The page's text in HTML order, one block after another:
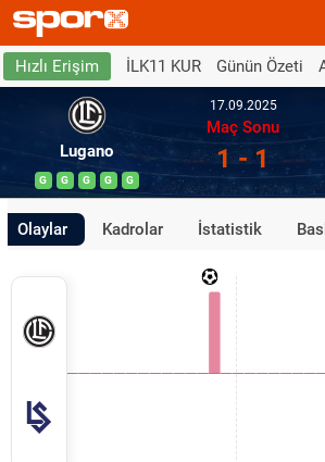
Hızlı Erişim İLK11 KUR Günün Özeti
Lugano
G G G G G
17.09.2025
Maç Sonu
1 - 1
Olaylar Kadrolar İstatistik